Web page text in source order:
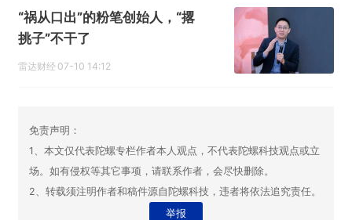
“祸从口出”的粉笔创始人，“撂
挑子”不干了
雷达财经 07-10 14:12
免责声明：
1、本文仅代表陀螺专栏作者本人观点，不代表陀螺科技观点或立
场。如有侵权等其它事项，请联系作者，会尽快删除。
2、转载须注明作者和稿件源自陀螺科技，违者将依法追究责任。
举报